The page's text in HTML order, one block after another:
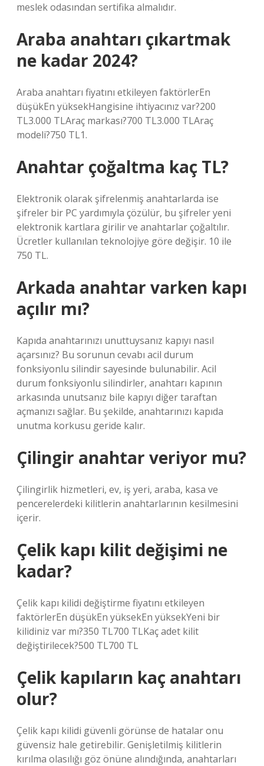
meslek odasından sertifika almalıdır.
Araba anahtarı çıkartmak
ne kadar 2024?
Araba anahtarı fiyatını etkileyen faktörlerEn
düşükEn yüksekHangisine ihtiyacınız var?200
TL3.000 TLAraç markası?700 TL3.000 TLAraç
modeli?750 TL1.
Anahtar çoğaltma kaç TL?
Elektronik olarak şifrelenmiş anahtarlarda ise
şifreler bir PC yardımıyla çözülür, bu şifreler yeni
elektronik kartlara girilir ve anahtarlar çoğaltılır.
Ücretler kullanılan teknolojiye göre değişir. 10 ile
750 TL.
Arkada anahtar varken kapı
açılır mı?
Kapıda anahtarınızı unuttuysanız kapıyı nasıl
açarsınız? Bu sorunun cevabı acil durum
fonksiyonlu silindir sayesinde bulunabilir. Acil
durum fonksiyonlu silindirler, anahtarı kapının
arkasında unutsanız bile kapıyı diğer taraftan
açmanızı sağlar. Bu şekilde, anahtarınızı kapıda
unutma korkusu geride kalır.
Çilingir anahtar veriyor mu?
Çilingirlik hizmetleri, ev, iş yeri, araba, kasa ve
pencerelerdeki kilitlerin anahtarlarının kesilmesini
içerir.
Çelik kapı kilit değişimi ne
kadar?
Çelik kapı kilidi değiştirme fiyatını etkileyen
faktörlerEn düşükEn yüksekEn yüksekYeni bir
kilidiniz var mı?350 TL700 TLKaç adet kilit
değiştirilecek?500 TL700 TL
Çelik kapıların kaç anahtarı
olur?
Çelik kapı kilidi güvenli görünse de hatalar onu
güvensiz hale getirebilir. Genişletilmiş kilitlerin
kırılma olasılığı göz önüne alındığında, anahtarları